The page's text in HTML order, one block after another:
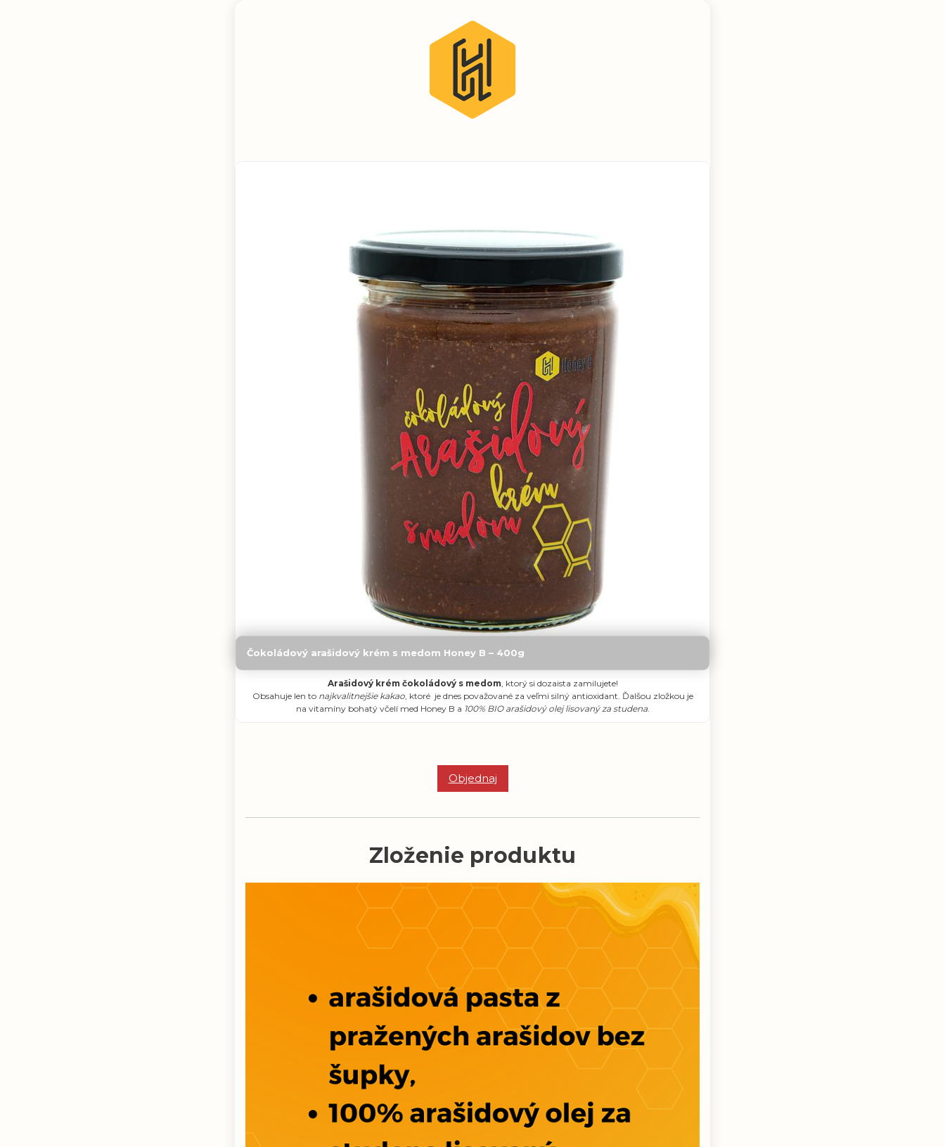
Čokoládový arašidový krém s medom Honey B – 400g
Arašidový krém čokoládový s medom, ktorý si dozaista zamilujete!
Obsahuje len to najkvalitnejšie kakao, ktoré je dnes považované za veľmi silný antioxidant. Ďalšou zložkou je
na vitamíny bohatý včelí med Honey B a 100% BIO arašidový olej lisovaný za studena.
Objednaj
Zloženie produktu